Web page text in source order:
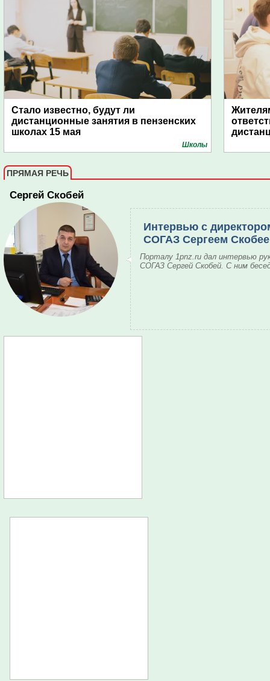
Стало известно, будут ли
дистанционные занятия в пензенских
школах 15 мая
Школы
ПРЯМАЯ РЕЧЬ
Сергей Скобей
Интервью с
СОГАЗ Сергеем
Порталу 1pnz.ru дал интервью
СОГАЗ Сергей Скобей. С ним